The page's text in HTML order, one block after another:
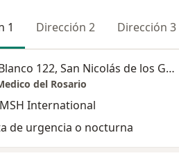
1 Dirección 2 Dirección 3
Monte Blanco 122, San Nicolás de los Garza
del Rosario
International
de urgencia o nocturna